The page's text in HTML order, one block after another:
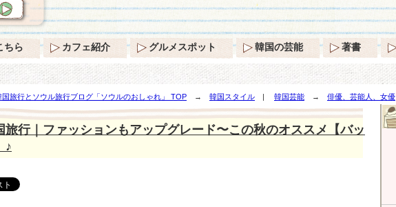
旅行とソウル旅行ブログ「ソウルのおしゃれ」 TOP → 韓国スタイル | 韓国芸能 → 俳優、芸能人、女優
メ【バッグ】♪
旅行｜ファッションもアップグレード〜この秋のオススメ【バッ
♪
ちら カフェ紹介 グルメスポット 韓国の芸能 著書